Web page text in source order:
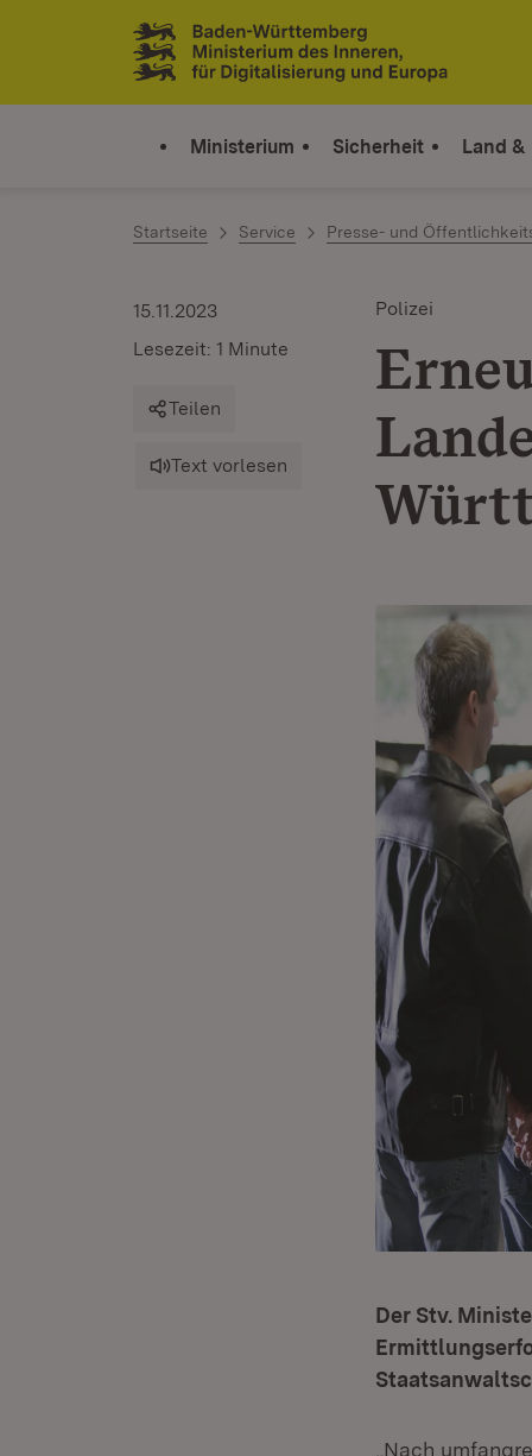
Zum Inhalt springen
Link zur Startseite
Ministerium Sicherheit Land &
Startseite Service Presse- und
Polizei
15.11.2023
Lesezeit: 1 Minute
Teilen
Text vorlesen
Der Stv.
„Nach